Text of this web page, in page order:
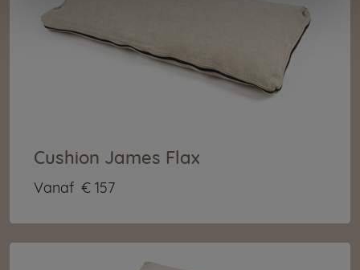
Cushion James Flax
Vanaf € 157